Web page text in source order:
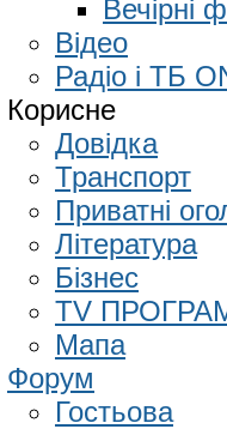
Вечірні
Відео
Радіо і ТБ
Корисне
Довідка
Транспорт
Приватні
Література
Бізнес
TV
Мапа
Форум
Гостьова